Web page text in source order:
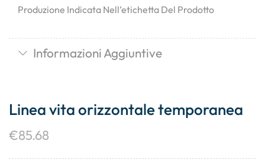
Produzione Indicata Nell’etichetta Del Prodotto
Informazioni Aggiuntive
Linea vita orizzontale temporanea
€85.68